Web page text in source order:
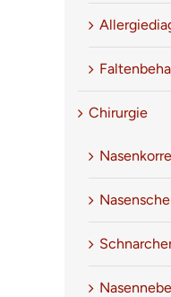
Chirurgie
I am
Bewertung
septoplasty